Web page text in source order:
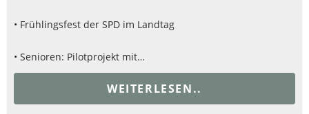
• Frühlingsfest der SPD im Landtag
• Senioren: Pilotprojekt mit…
WEITERLESEN..